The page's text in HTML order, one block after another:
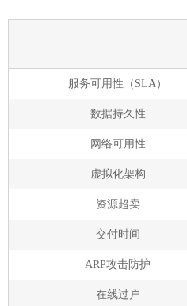
服务可用性（SLA）
数据持久性
网络可用性
虚拟化架构
资源超卖
交付时间
ARP攻击防护
在线过户